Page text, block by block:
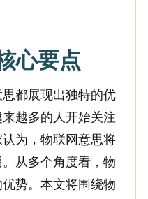
心要点
都展现出独特的优
越多的人开始关注
为，物联网意思将
从多个角度看，物
势。本文将围绕物